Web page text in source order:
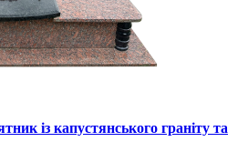
із капустянського граніту та